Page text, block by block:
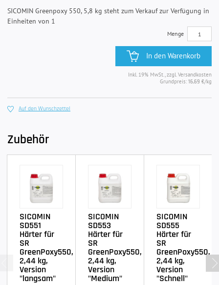
SICOMIN Greenpoxy 550, 5,8 kg steht zum Verkauf zur Verfügung in
Einheiten von 1
Menge
In den Warenkorb
Inkl. 19% MwSt., zzgl. Versandkosten
Grundpreis: 16,69 €/kg
Auf den Wunschzettel
Zubehör
SICOMIN
SD551
Härter für
SR
GreenPoxy550,
2,44 kg,
Version
"langsam"
SICOMIN
SD553
Härter für
SR
GreenPoxy550,
2,44 kg,
Version
"Medium"
SICOMIN
SD555
Härter für
SR
GreenPoxy550,
2,44 kg,
Version
"Schnell"